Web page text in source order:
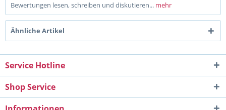
Bewertungen lesen, schreiben und diskutieren... mehr
Ähnliche Artikel
Service Hotline
Shop Service